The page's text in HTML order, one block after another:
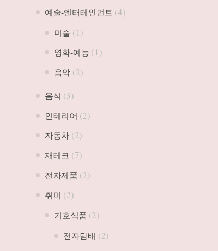
예술-엔터테인먼트 (4)
미술 (1)
영화-예능 (1)
음악 (2)
음식 (3)
인테리어 (2)
자동차 (2)
재테크 (7)
전자제품 (2)
취미 (2)
기호식품 (2)
전자담배 (2)